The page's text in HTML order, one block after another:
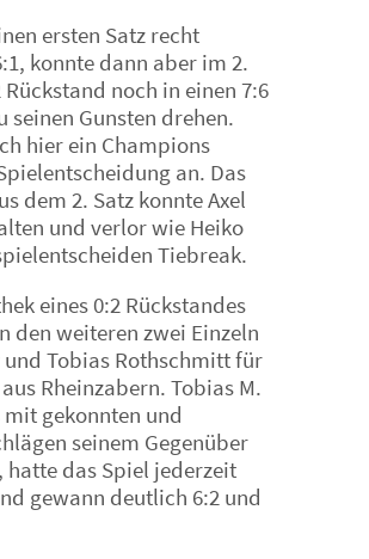
ersten Satz recht
konnte dann aber im 2.
Rückstand noch in einen 7:6
seinen Gunsten drehen.
hier ein Champions
an. Das
dem 2. Satz konnte Axel
und verlor wie Heiko
Tiebreak.
eines 0:2 Rückstandes
den weiteren zwei Einzeln
Tobias Rothschmitt für
Rheinzabern. Tobias M.
gekonnten und
seinem Gegenüber
hatte das Spiel jederzeit
gewann deutlich 6:2 und